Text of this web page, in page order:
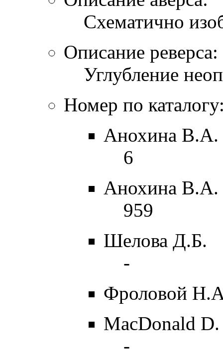
Схематично
Описание реверса:
Углубление
Номер по
Анохина В.А.
6
Анохина В.А.
959
Шелова Д.Б.
-
Фроловой
MacDonald D.
-